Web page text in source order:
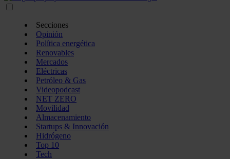
Secciones
Opinión
Política energética
Renovables
Mercados
Eléctricas
Petróleo & Gas
Videopodcast
NET ZERO
Movilidad
Almacenamiento
Startups & Innovación
Hidrógeno
Top 10
Tech